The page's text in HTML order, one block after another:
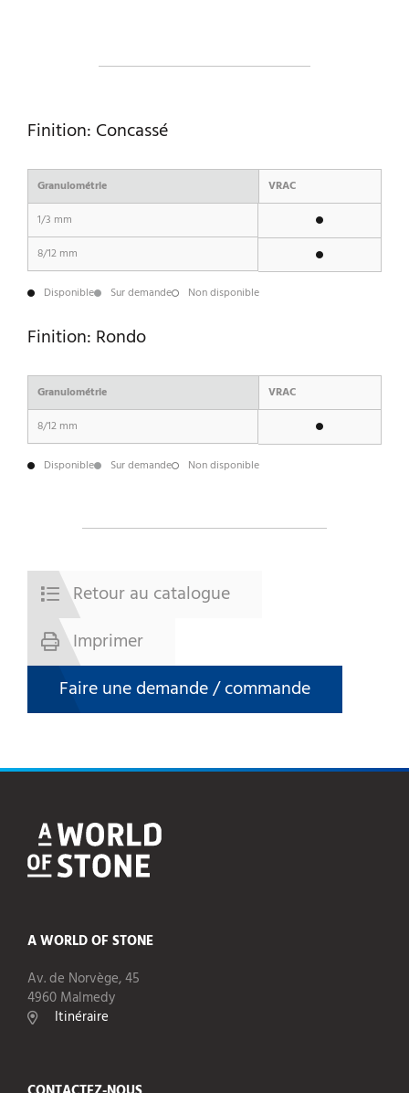
Finition: Concassé
Granulométrie
VRAC
1/3 mm
8/12 mm
Disponible Sur demande Non disponible
Finition: Rondo
Granulométrie
VRAC
8/12 mm
Disponible Sur demande Non disponible
Retour au catalogue
Imprimer
Faire une demande / commande
A WORLD OF STONE
Av. de Norvège, 45
4960 Malmedy
Itinéraire